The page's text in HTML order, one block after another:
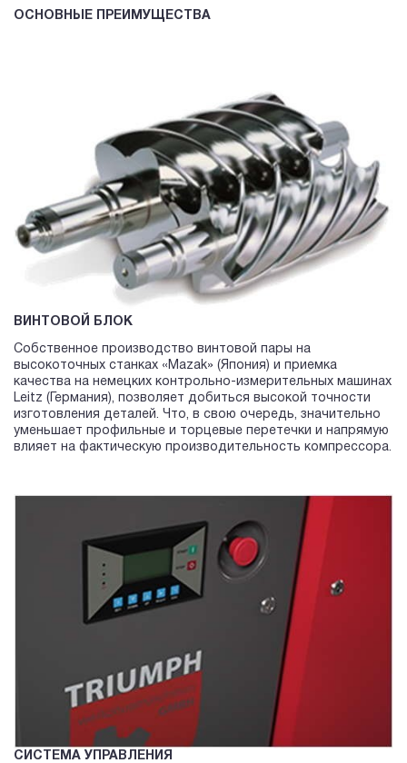
ОСНОВНЫЕ ПРЕИМУЩЕСТВА
ВИНТОВОЙ БЛОК
Собственное производство винтовой пары на
высокоточных станках «Mazak» (Япония) и приемка
качества на немецких контрольно-измерительных машинах
Leitz (Германия), позволяет добиться высокой точности
изготовления деталей. Что, в свою очередь, значительно
уменьшает профильные и торцевые перетечки и напрямую
влияет на фактическую производительность компрессора.
СИСТЕМА УПРАВЛЕНИЯ